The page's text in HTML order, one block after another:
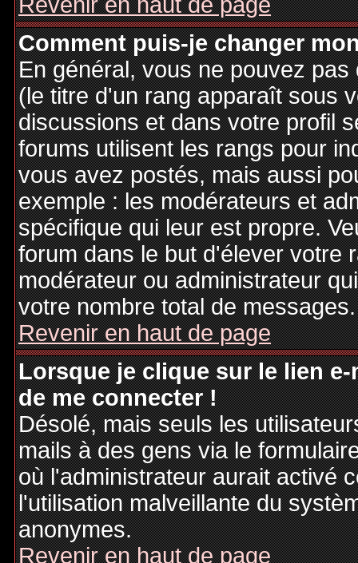
Comment puis-je changer
En général, vous ne pouvez
(le titre d'un rang apparaît sous
discussions et dans votre profil
forums utilisent les rangs pour
vous avez postés, mais aussi
exemple : les modérateurs et
spécifique qui leur est propre.
forum dans le but d'élever votre
modérateur ou administrateur
votre nombre total de messages.
Revenir en haut de page
Lorsque je clique sur le lien
de me connecter !
Désolé, mais seuls les
mails à des gens via le
où l'administrateur aurait activé
l'utilisation malveillante du
anonymes.
Revenir en haut de page